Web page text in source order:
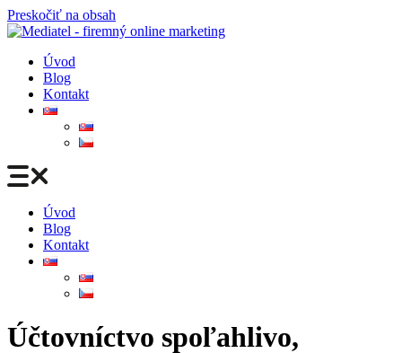
Preskočiť na obsah
Úvod
Blog
Kontakt
Úvod
Blog
Kontakt
Účtovníctvo spoľahlivo,